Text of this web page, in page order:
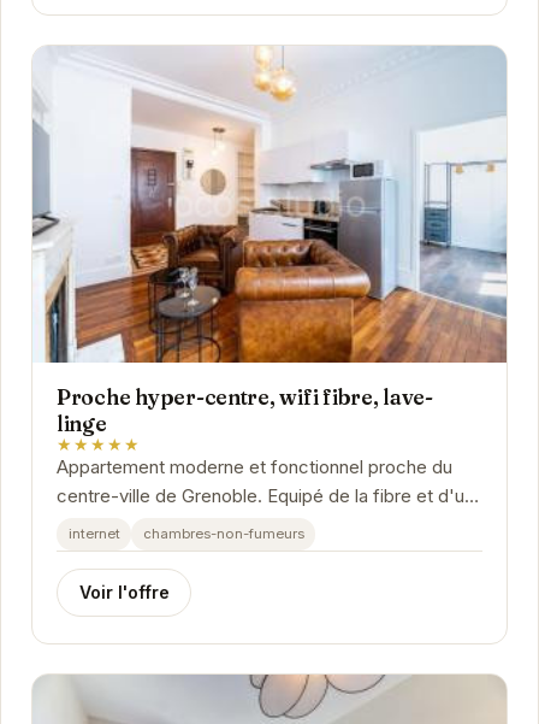
Proche hyper-centre, wifi fibre, lave-
linge
★★★★★
Appartement moderne et fonctionnel proche du
centre-ville de Grenoble. Equipé de la fibre et d'un
lave-linge pour un séjour tout confort.
internet chambres-non-fumeurs
Voir l'offre